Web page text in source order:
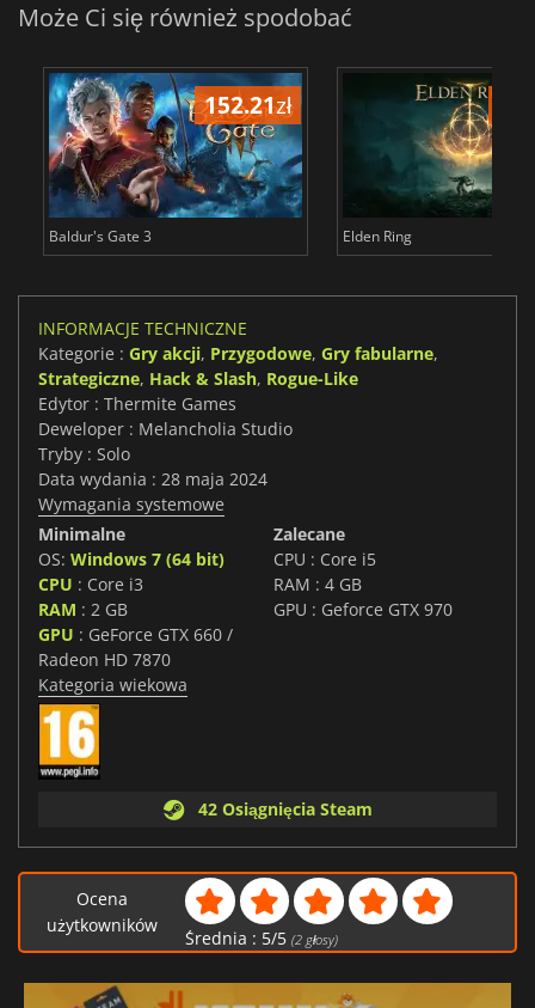
Może Ci się również spodobać
152.21zł
Baldur's Gate 3 Elden Ring
INFORMACJE TECHNICZNE
Kategorie : Gry akcji, Przygodowe, Gry fabularne,
Strategiczne, Hack & Slash, Rogue-Like
Edytor : Thermite Games
Deweloper : Melancholia Studio
Tryby : Solo
Data wydania : 28 maja 2024
Wymagania systemowe
Minimalne
OS: Windows 7 (64 bit)
CPU : Core i3
RAM : 2 GB
GPU : GeForce GTX 660 /
Radeon HD 7870
Zalecane
CPU : Core i5
RAM : 4 GB
GPU : Geforce GTX 970
Kategoria wiekowa
42 Osiągnięcia Steam
Ocena
użytkowników
Średnia : 5/5 (2głosy)